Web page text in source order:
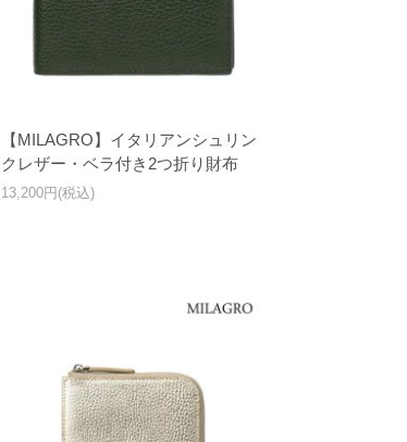
【MILAGRO】イタリアンシュリン
クレザー・ベラ付き2つ折り財布
13,200円(税込)